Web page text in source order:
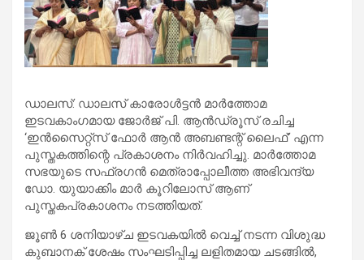
ഡാലസ്: ഡാലസ് കാരോൾട്ടൻ മാർത്തോമ
ഇടവകാംഗമായ ജോർജ് പി. ആൻഡ്രൂസ് രചിച്ച
‘ഇൻസൈറ്റ്സ് ഫോർ ആൻ അബണ്ടന്റ് ലൈഫ്’ എന്ന
പുസ്തകത്തിന്റെ പ്രകാശനം നിർവഹിച്ചു. മാർത്തോമ
സഭയുടെ സഫ്രഗൻ മെത്രാപ്പോലീത്ത അഭിവന്ദ്യ
ഡോ. യുയാക്കിം മാർ കൂറിലോസ് ആണ്
പുസ്തകപ്രകാശനം നടത്തിയത്.
ജൂൺ 6 ശനിയാഴ്ച ഇടവകയിൽ വെച്ച് നടന്ന വിശുദ്ധ
കുബാനക് ശേഷം സംഘടിപ്പിച്ച ലളിതമായ ചടങ്ങിൽ,